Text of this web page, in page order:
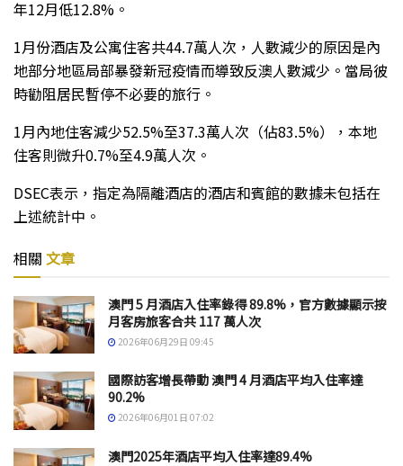
年12月低12.8%。
1月份酒店及公寓住客共44.7萬人次，人數減少的原因是內
地部分地區局部暴發新冠疫情而導致反澳人數減少。當局彼
時勸阻居民暫停不必要的旅行。
1月內地住客減少52.5%至37.3萬人次（佔83.5%），本地
住客則微升0.7%至4.9萬人次。
DSEC表示，指定為隔離酒店的酒店和賓館的數據未包括在
上述統計中。
相關 文章
澳門 5 月酒店入住率錄得 89.8%，官方數據顯示按
月客房旅客合共 117 萬人次
2026年06月29日 09:45
國際訪客增長帶動 澳門 4 月酒店平均入住率達
90.2%
2026年06月01日 07:02
澳門2025年酒店平均入住率達89.4%